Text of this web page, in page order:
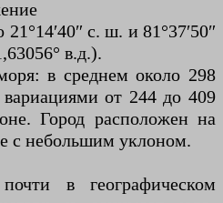
с. ш. и 81°37′50″
в.д.).
в среднем около 298
от 244 до 409
Город расположен на
с небольшим уклоном.
в географическом